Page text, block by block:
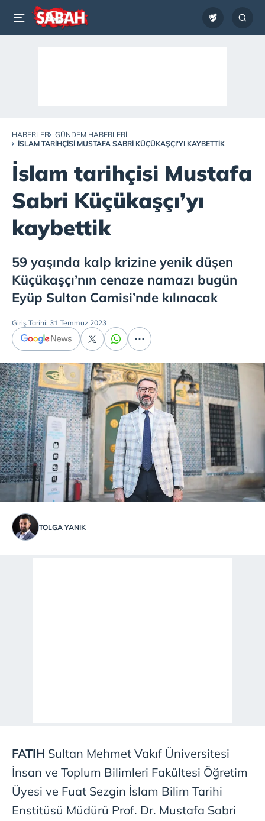
HABERLER
GÜNDEM HABERLERI
İSLAM TARIHÇISI MUSTAFA SABRI KÜÇÜKAŞÇI’YI KAYBETTIK
İslam tarihçisi Mustafa
Sabri Küçükaşçı’yı
kaybettik
59 yaşında kalp krizine yenik düşen
Küçükaşçı’nın cenaze namazı bugün
Eyüp Sultan Camisi’nde kılınacak
Giriş Tarihi: 31 Temmuz 2023
TOLGA YANIK
FATIH Sultan Mehmet Vakıf Üniversitesi
İnsan ve Toplum Bilimleri Fakültesi Öğretim
Üyesi ve Fuat Sezgin İslam Bilim Tarihi
Enstitüsü Müdürü Prof. Dr. Mustafa Sabri